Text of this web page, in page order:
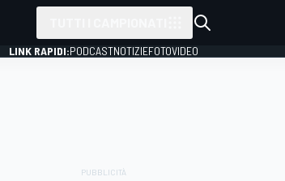
LINK RAPIDI:PODCASTNOTIZIEFOTOVIDEO